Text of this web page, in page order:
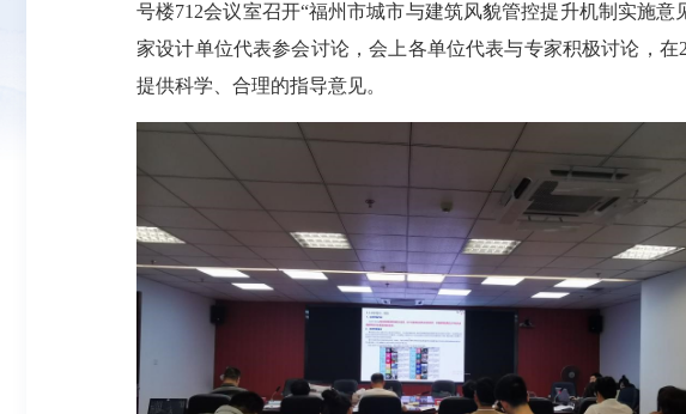
号楼712会议室召开“福州市城市与建筑风貌管控提升机制实施
家设计单位代表参会讨论，会上各单位代表与专家积极讨论，
提供科学、合理的指导意见。